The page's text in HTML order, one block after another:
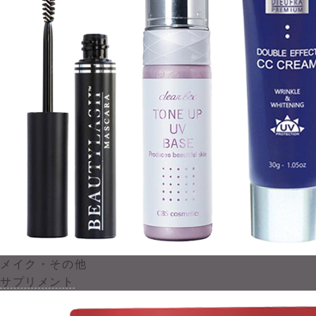
メイク・その他
サプリメント